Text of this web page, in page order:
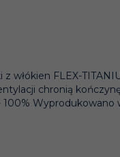
włókien FLEX-
chronią
Wyprodukowano